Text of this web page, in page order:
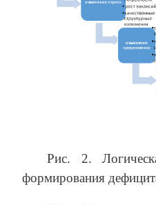
Рис. 2.
формирования